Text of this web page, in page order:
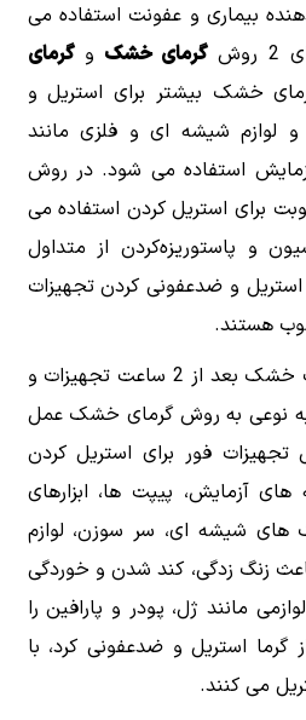
بیماری و عفونت استفاده می
گرمای‌ خشک وگرمای
خشک بیشتر برای استریل و
لوازم شیشه ‌ای و فلزی مانند
استفاده می شود. در روش
برای استریل کردن استفاده می
و پاستوریزه‌کردن از متداول
و ضدعفونی کردن تجهیزات
هستند.
دستگاه فور با تولید حرارت خشک بعد از 2 ساعت تجهیزات و
به نوعی به روش گرمای خشک عمل
تجهیزات فور برای استریل کردن
آزمایش، پیپت ‌ها، ابزارهای
های شیشه ‌ای، سر سوزن، لوازم
باعث زنگ زدگی، کند شدن و خوردگی
مانند ژل، پودر و پارافین را
گرما استریل و ضدعفونی کرد، با
می کنند.